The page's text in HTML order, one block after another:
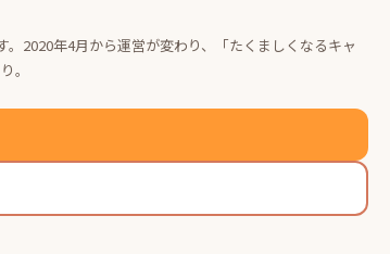
2020年4月から運営が変わり、「たくましくなるキャ
。